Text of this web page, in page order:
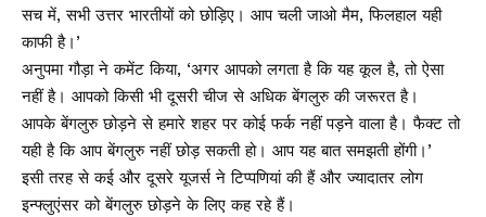
सच में, सभी उत्तर भारतीयों को छोड़िए। आप चली जाओ मैम, फिलहाल यही
काफी है।’
अनुपमा गौड़ा ने कमेंट किया, ‘अगर आपको लगता है कि यह कूल है, तो ऐसा
नहीं है। आपको किसी भी दूसरी चीज से अधिक बेंगलुरु की जरूरत है।
आपके बेंगलुरु छोड़ने से हमारे शहर पर कोई फर्क नहीं पड़ने वाला है। फैक्ट तो
यही है कि आप बेंगलुरु नहीं छोड़ सकती हो। आप यह बात समझती होंगी।’
इसी तरह से कई और दूसरे यूजर्स ने टिप्पणियां की हैं और ज्यादातर लोग
इन्फ्लुएंसर को बेंगलुरु छोड़ने के लिए कह रहे हैं।